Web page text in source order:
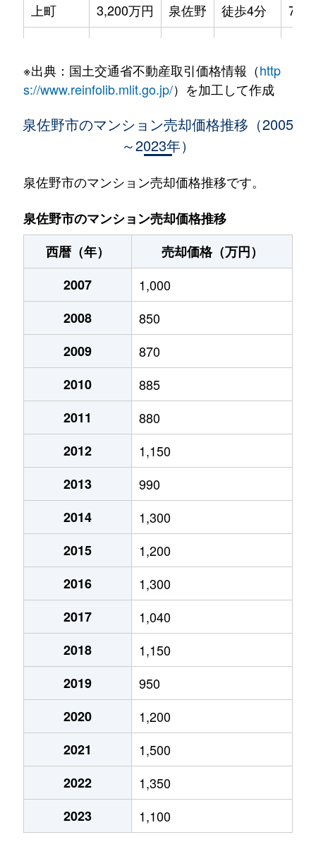
上町
3,200万円 泉佐野 徒歩4分
上町
2,500万円 泉佐野 徒歩5分
2,100万円 泉佐野
岡本
1,300万円 羽倉崎 徒歩10分
岡本
530万円 羽倉崎 徒歩11分
下瓦屋
1,400万円 井原里 徒歩6分
下瓦屋
1,500万円 井原里
下瓦屋
600万円
高松西
800万円
高松東
8,500万円
高松東
650万円
1,300万円 泉佐野
1,100万円
1,100万円 泉佐野
1,300万円 泉佐野
羽倉崎
530万円 羽倉崎
羽倉崎
970万円 羽倉崎
羽倉崎
1,000万円 羽倉崎
羽倉崎
630万円
羽倉崎
1,100万円 羽倉崎
羽倉崎
950万円 羽倉崎
羽倉崎
440万円 羽倉崎
羽倉崎
1,400万円 羽倉崎
※出典：国土交通省不動産取引価格情報（http
s://www.reinfolib.mlit.go.jp/）を加工して作成
泉佐野市のマンション売却価格推移（2005
～2023年）
泉佐野市のマンション売却価格推移です。
泉佐野市のマンション売却価格推移
西暦（年）
売却価格（万円）
2007
1,000
2008
850
2009
870
2010
885
2011
880
2012
1,150
2013
990
2014
1,300
2015
1,200
2016
1,300
2017
1,040
2018
1,150
2019
950
2020
1,200
2021
1,500
2022
1,350
2023
1,100